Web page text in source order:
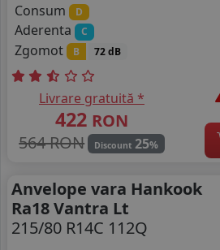
Consum
D
Aderenta C
Zgomot B 72 dB
Livrare gratuită *
422 RON
564 RON
Discount 25%
Anvelope vara Hankook
Ra18 Vantra Lt
215/80 R14C 112Q